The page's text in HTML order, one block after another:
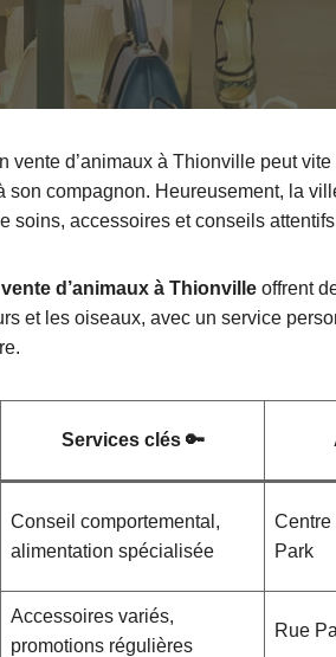
d’animaux à Thionville peut
compagnon. Heureusement, la
soins, accessoires et conseils
d’animaux à Thionville offrent
et les oiseaux, avec un service
Services clés 🔑
Conseil comportemental,
alimentation spécialisée
Centre
Park
Accessoires variés,
promotions régulières
Rue